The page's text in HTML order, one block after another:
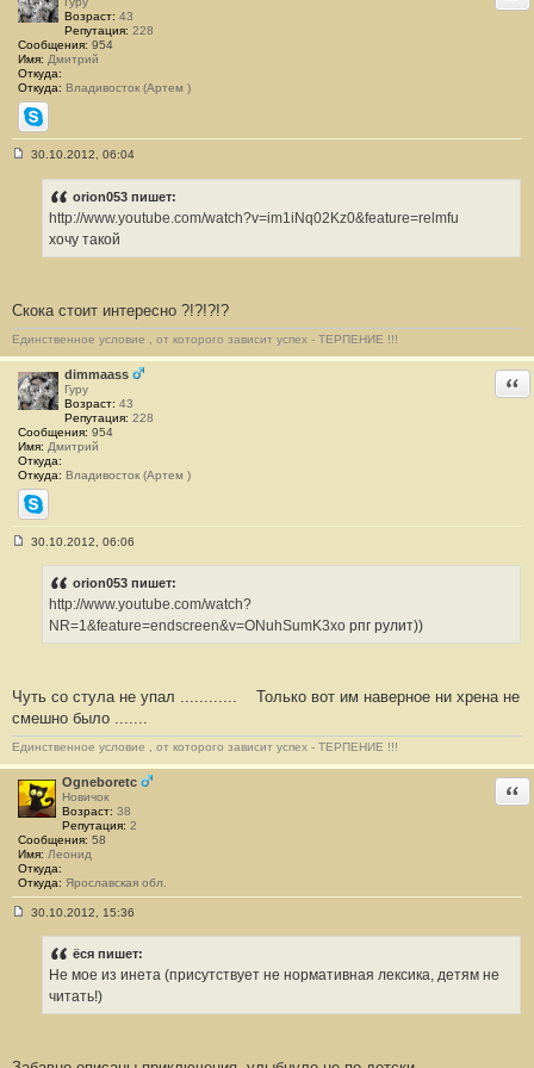
Возраст: 43
Репутация: 228
Сообщения: 954
Имя: Дмитрий
Откуда:
Откуда: Владивосток (Артем )
Skype
2
30.10.2012, 06:04
orion053 пишет:
http://www.youtube.com/watch?v=im1iNq02Kz0&feature=relmfu
хочу такой
Скока стоит интересно ?!?!?!?
Единственное условие , от которого зависит успех - ТЕРПЕНИЕ !!!
dimmaass
Гуру
Возраст: 43
Репутация: 228
Сообщения: 954
Имя: Дмитрий
Откуда:
Откуда: Владивосток (Артем )
Skype
3
0
30.10.2012, 06:06
orion053 пишет:
http://www.youtube.com/watch?
NR=1&feature=endscreen&v=ONuhSumK3xo рпг рулит))
Чуть со стула не упал ............
Только вот им наверное ни хрена не
смешно было .......
Единственное условие , от которого зависит успех - ТЕРПЕНИЕ !!!
Ogneboretc
Новичок
Возраст: 38
Репутация: 2
Сообщения: 58
Имя: Леонид
Откуда:
Откуда: Ярославская обл.
30.10.2012, 15:36
ёся пишет:
Не мое из инета (присутствует не нормативная лексика, детям не
читать!)